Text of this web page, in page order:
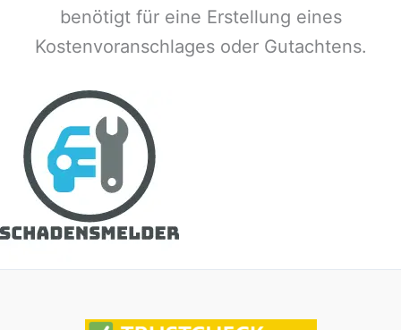
benötigt für eine Erstellung eines
Kostenvoranschlages oder Gutachtens.